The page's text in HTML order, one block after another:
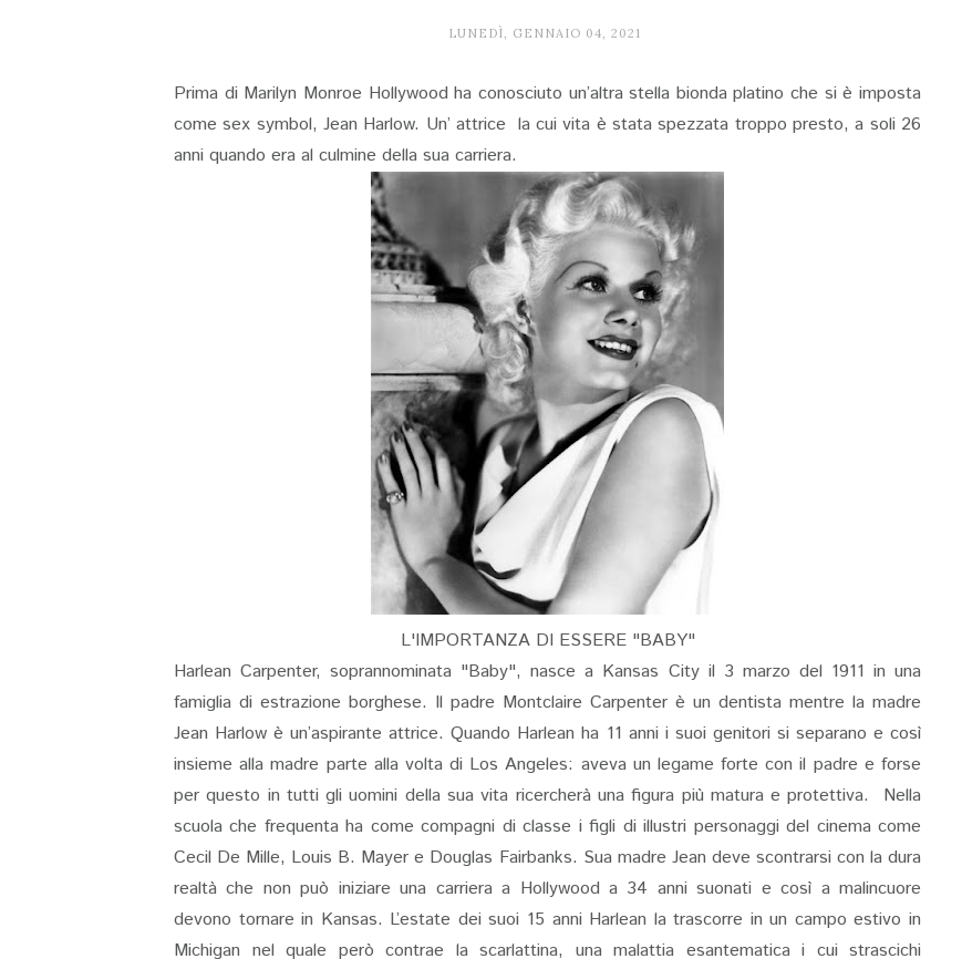
LUNEDÌ, GENNAIO 04, 2021
Prima di Marilyn Monroe Hollywood ha conosciuto un’altra stella bionda platino che si è imposta
come sex symbol, Jean Harlow. Un’ attrice la cui vita è stata spezzata troppo presto, a soli 26
anni quando era al culmine della sua carriera.
L'IMPORTANZA DI ESSERE "BABY"
Harlean Carpenter, soprannominata "Baby", nasce a Kansas City il 3 marzo del 1911 in una
famiglia di estrazione borghese. Il padre Montclaire Carpenter è un dentista mentre la madre
Jean Harlow è un’aspirante attrice. Quando Harlean ha 11 anni i suoi genitori si separano e così
insieme alla madre parte alla volta di Los Angeles: aveva un legame forte con il padre e forse
per questo in tutti gli uomini della sua vita ricercherà una figura più matura e protettiva. Nella
scuola che frequenta ha come compagni di classe i figli di illustri personaggi del cinema come
Cecil De Mille, Louis B. Mayer e Douglas Fairbanks. Sua madre Jean deve scontrarsi con la dura
realtà che non può iniziare una carriera a Hollywood a 34 anni suonati e così a malincuore
devono tornare in Kansas. L’estate dei suoi 15 anni Harlean la trascorre in un campo estivo in
Michigan nel quale però contrae la scarlattina, una malattia esantematica i cui strascichi